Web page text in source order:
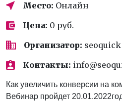
Место: Онлайн
Цена: 0 руб.
Организатор: seoquick
Контакты:
Как увеличить конверсии на
Вебинар пройдет